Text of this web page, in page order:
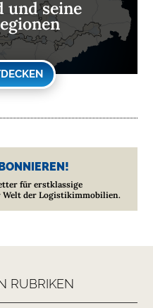
und seine
für erstklassige
Welt der Logistikimmobilien.
RUBRIKEN